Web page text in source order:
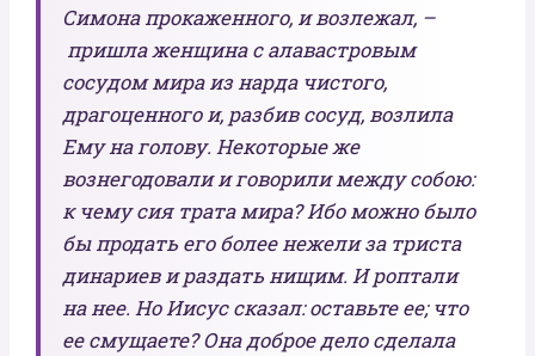
Симона прокаженного, и возлежал, –
пришла женщина с алавастровым
сосудом мира из нарда чистого,
драгоценного и, разбив сосуд, возлила
Ему на голову. Некоторые же
вознегодовали и говорили между собою:
к чему сия трата мира? Ибо можно было
бы продать его более нежели за триста
динариев и раздать нищим. И роптали
на нее. Но Иисус сказал: оставьте ее; что
ее смущаете? Она доброе дело сделала